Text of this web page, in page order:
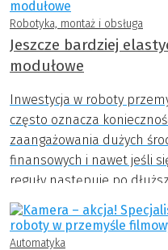
Robotyka, montaż i obsługa
Jeszcze bardziej
modułowe
Inwestycja w roboty
często oznacza
zaangażowania dużych
finansowych i nawet jeśli
reguły następuje po
Jeśli przedsiębiorstwo nie
pozwolić na tak duże
rozwiązaniem może
Automatyka